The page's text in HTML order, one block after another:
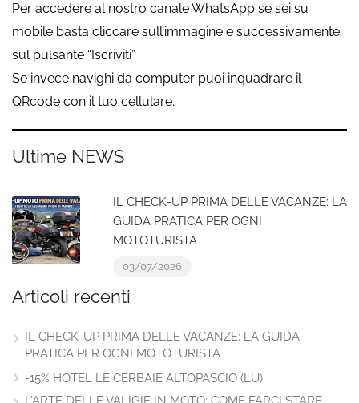
Per accedere al nostro canale WhatsApp se sei su
mobile basta cliccare sull’immagine e successivamente
sul pulsante “Iscriviti”.
Se invece navighi da computer puoi inquadrare il
QRcode con il tuo cellulare.
Ultime NEWS
IL CHECK-UP PRIMA DELLE VACANZE: LA
GUIDA PRATICA PER OGNI
MOTOTURISTA
03/07/2026
Articoli recenti
IL CHECK-UP PRIMA DELLE VACANZE: LA GUIDA
PRATICA PER OGNI MOTOTURISTA
-15% HOTEL LE CERBAIE ALTOPASCIO (LU)